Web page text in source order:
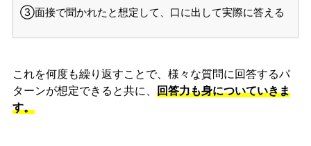
③面接で聞かれたと想定して、口に出して実際に答える
これを何度も繰り返すことで、様々な質問に回答するパ
ターンが想定できると共に、 回答力も身についていきま
す。